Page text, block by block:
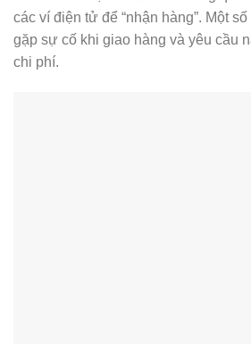
các ví điện tử để “nhận hàng”. Một
gặp sự cố khi giao hàng và yêu cầu
chi phí.